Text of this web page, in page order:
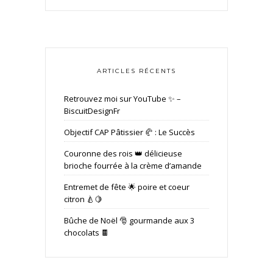
ARTICLES RÉCENTS
Retrouvez moi sur YouTube ✨ –
BiscuitDesignFr
Objectif CAP Pâtissier 🥐 : Le Succès
Couronne des rois 👑 délicieuse
brioche fourrée à la crème d’amande
Entremet de fête 🌟 poire et coeur
citron 🍐🍋
Bûche de Noël 🎅 gourmande aux 3
chocolats 🍫